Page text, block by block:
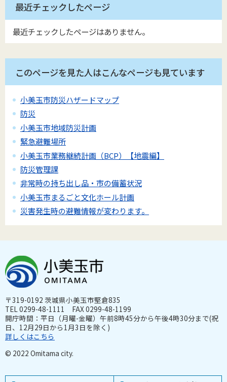
最近チェックしたページ
最近チェックしたページはありません。
このページを見た人はこんなページも見ています
小美玉市防災ハザードマップ
防災
小美玉市地域防災計画
緊急避難場所
小美玉市業務継続計画（BCP）【地震編】
防災管理課
非常時の持ち出し品・市の備蓄状況
小美玉市まるごと文化ホール計画
災害発生時の避難情報が変わります。
〒319-0192 茨城県小美玉市堅倉835
TEL 0299-48-1111 FAX 0299-48-1199
開庁時間：平日（月曜-金曜）午前8時45分から午後4時30分まで(祝
日、12月29日から1月3日を除く)
詳しくはこちら
© 2022 Omitama city.